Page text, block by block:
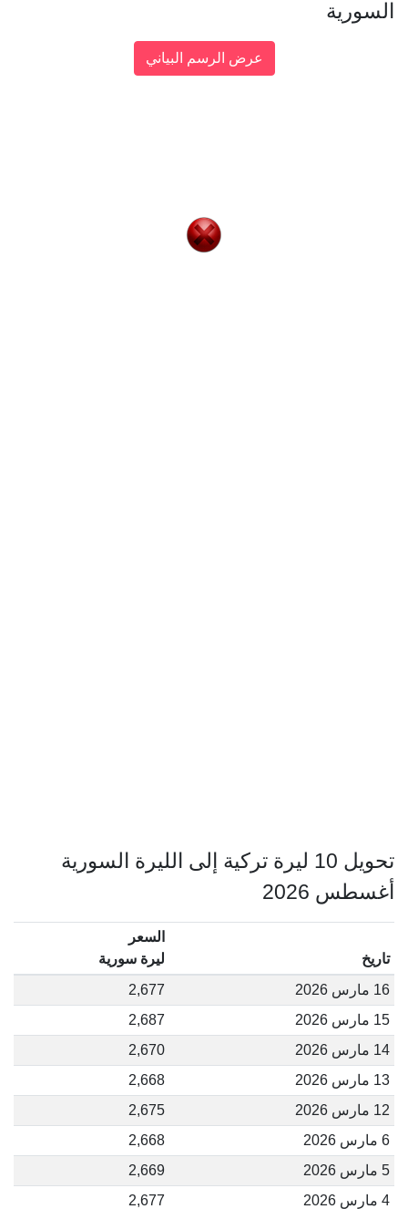
السورية
تحويل 10 ليرة تركية إلى الليرة السورية
أغسطس 2026
تاريخ
السعر
ليرة سورية
16 مارس 2026
2,677
15 مارس 2026
2,687
14 مارس 2026
2,670
13 مارس 2026
2,668
12 مارس 2026
2,675
6 مارس 2026
2,668
5 مارس 2026
2,669
4 مارس 2026
2,677